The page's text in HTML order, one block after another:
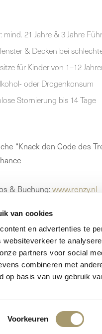
van cookies
en advertenties te
websiteverkeer te
partners voor social
combineren met
op basis van uw gebruik
Voorkeuren
mind. 21 Jahre & 3 Jahre
& Decken bei
für Kinder von 1–12
oder Drogenkonsum
Stornierung bis 14 Tage
“Knack den Code des
& Buchung:www.renzy.nl